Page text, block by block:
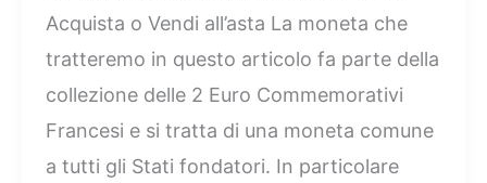
Acquista o Vendi all’asta La moneta che
tratteremo in questo articolo fa parte della
collezione delle 2 Euro Commemorativi
Francesi e si tratta di una moneta comune
a tutti gli Stati fondatori. In particolare